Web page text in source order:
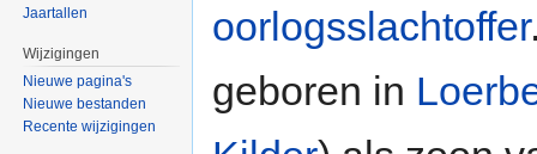
oorlogsslachtoffer
geboren in
Jaartallen
Wijzigingen
Nieuwe pagina's
Nieuwe bestanden
Recente wijzigingen